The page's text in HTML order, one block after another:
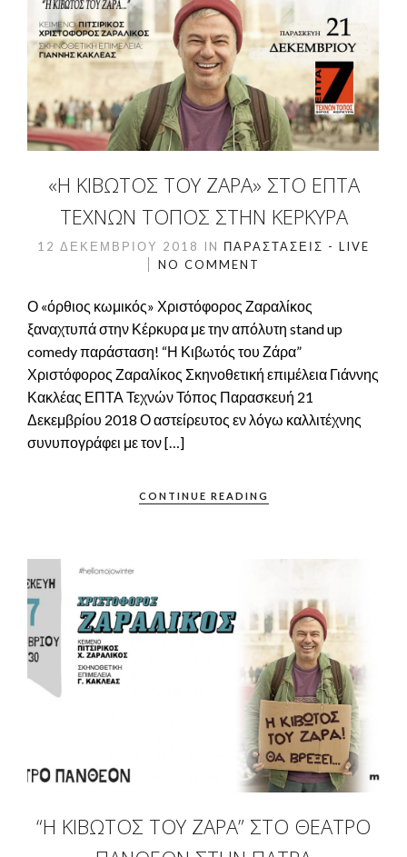
«Η ΚΙΒΩΤΟΣ ΤΟΥ ΖΑΡΑ» ΣΤΟ ΕΠΤΑ
ΤΕΧΝΏΝ ΤΌΠΟΣ ΣΤΗΝ ΚΈΡΚΥΡΑ
12 ΔΕΚΕΜΒΡΊΟΥ 2018 IN ΠΑΡΑΣΤΆΣΕΙΣ - LIVE
NO COMMENT
Ο «όρθιος κωμικός» Χριστόφορος Ζαραλίκος
ξαναχτυπά στην Κέρκυρα με την απόλυτη stand up
comedy παράσταση! “Η Κιβωτός του Ζάρα”
Χριστόφορος Ζαραλίκος Σκηνοθετική επιμέλεια Γιάννης
Κακλέας ΕΠΤΑ Τεχνών Τόπος Παρασκευή 21
Δεκεμβρίου 2018 Ο αστείρευτος εν λόγω καλλιτέχνης
συνυπογράφει με τον […]
CONTINUE READING
“Η ΚΙΒΩΤΌΣ ΤΟΥ ΖΆΡΑ” ΣΤΟ ΘΈΑΤΡΟ